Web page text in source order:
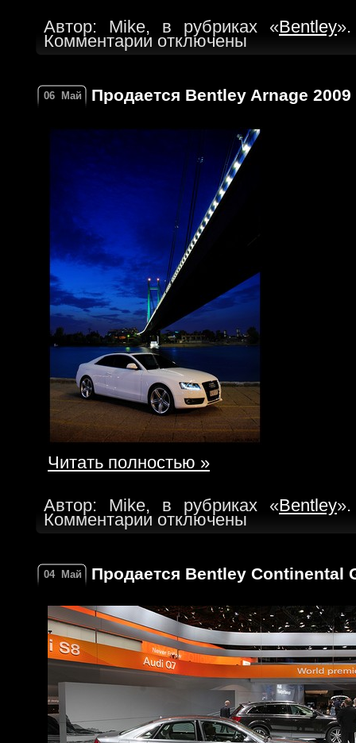
Автор: Mike, в рубриках «Bentley
Комментарии отключены
06 Май Продается Bentley Arnage 2009
Читать полностью »
Автор: Mike, в рубриках «Bentley
Комментарии отключены
04 Май Продается Bentley Continental